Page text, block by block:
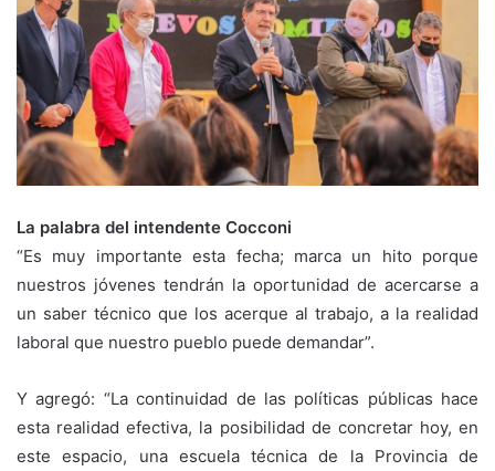
La palabra del intendente Cocconi
“Es muy importante esta fecha; marca un hito porque
nuestros jóvenes tendrán la oportunidad de acercarse a
un saber técnico que los acerque al trabajo, a la realidad
laboral que nuestro pueblo puede demandar”.
Y agregó: “La continuidad de las políticas públicas hace
esta realidad efectiva, la posibilidad de concretar hoy, en
este espacio, una escuela técnica de la Provincia de